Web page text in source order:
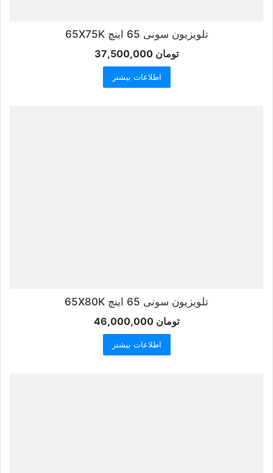
تلویزیون سونی 65 اینچ 65X75K
تومان
اطلاعات بیشتر
تلویزیون سونی 65 اینچ 65X80K
تومان
اطلاعات بیشتر